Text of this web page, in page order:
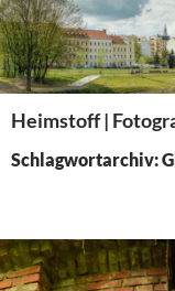
Zum
Inhalt
springen
Heimstoff |
Schlagwortarchiv: